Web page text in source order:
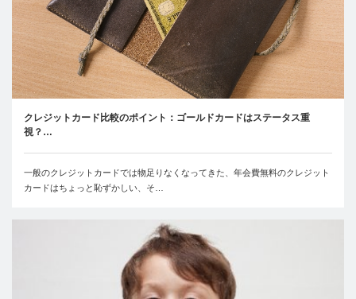
クレジットカード比較のポイント：ゴールドカードはステータス重
視？…
一般のクレジットカードでは物足りなくなってきた、年会費無料のクレジット
カードはちょっと恥ずかしい、そ…